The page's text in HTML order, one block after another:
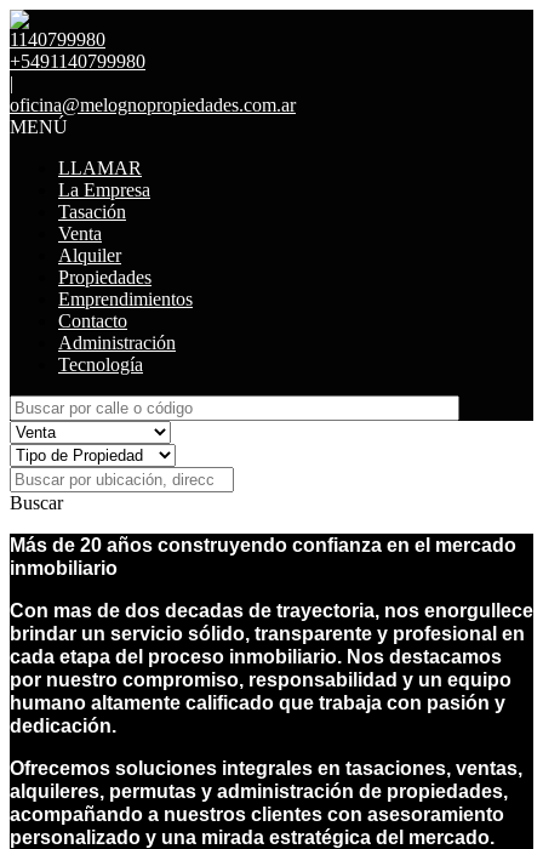
1140799980
+5491140799980
|
oficina@melognopropiedades.com.ar
MENÚ
LLAMAR
La Empresa
Tasación
Venta
Alquiler
Propiedades
Emprendimientos
Contacto
Administración
Tecnología
Buscar
Más de 20 años construyendo confianza en el mercado
inmobiliario
Con mas de dos decadas de trayectoria, nos enorgullece
brindar un servicio sólido, transparente y profesional en
cada etapa del proceso inmobiliario. Nos destacamos
por nuestro compromiso, responsabilidad y un equipo
humano altamente calificado que trabaja con pasión y
dedicación.
Ofrecemos soluciones integrales en tasaciones, ventas,
alquileres, permutas y administración de propiedades,
acompañando a nuestros clientes con asesoramiento
personalizado y una mirada estratégica del mercado.